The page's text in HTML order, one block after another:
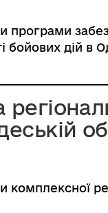
програми
бойових дій в
комплексної